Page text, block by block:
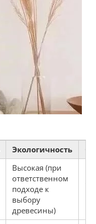
Экологичность
Высокая (при
ответственном
подходе к
выбору
древесины)